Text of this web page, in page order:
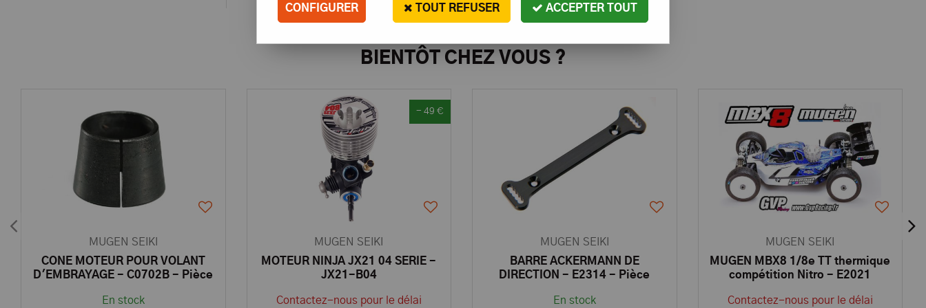
BIENTÔT CHEZ VOUS ?
MUGEN SEIKI
CONE MOTEUR POUR VOLANT
D'EMBRAYAGE - C0702B - Pièce
En stock
- 49 €
MUGEN SEIKI
MOTEUR NINJA JX21 04 SERIE -
JX21-B04
Contactez-nous pour le délai
MUGEN SEIKI
BARRE ACKERMANN DE
DIRECTION - E2314 - Pièce
En stock
MUGEN SEIKI
MUGEN MBX8 1/8e TT thermique
compétition Nitro - E2021
Contactez-nous pour le délai
CONFIGURER TOUT REFUSER ACCEPTER TOUT